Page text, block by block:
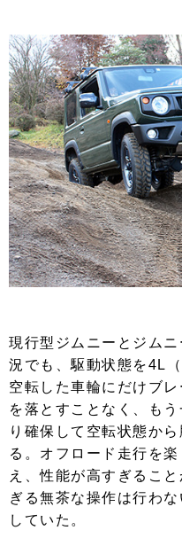
現行型ジムニーとジム
況でも、駆動状態を4L
空転した車輪にだけブ
を落とすことなく、も
り確保して空転状態か
る。オフロード走行を
え、性能が高すぎるこ
ぎる無茶な操作は行わ
していた。